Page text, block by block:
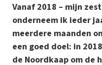
Vanaf 2018 – mijn
onderneem ik ieder
meerdere maanden
een goed doel: in
de Noordkaap om de